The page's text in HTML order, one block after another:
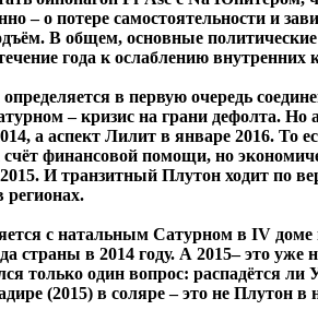
– о потере самостоятельности и
В общем, основные
года к ослаблению внутренних
в первую очередь
– кризис на грани дефолта. Но
а аспект Лилит в январе 2016. То
финансовой помощи, но
И транзитный Плутон ходит по
регионах.
с натальным Сатурном в IV
страны в 2014 году. А 2015– это
только один вопрос: распадётся ли
(2015) в соляре – это не Плутон в